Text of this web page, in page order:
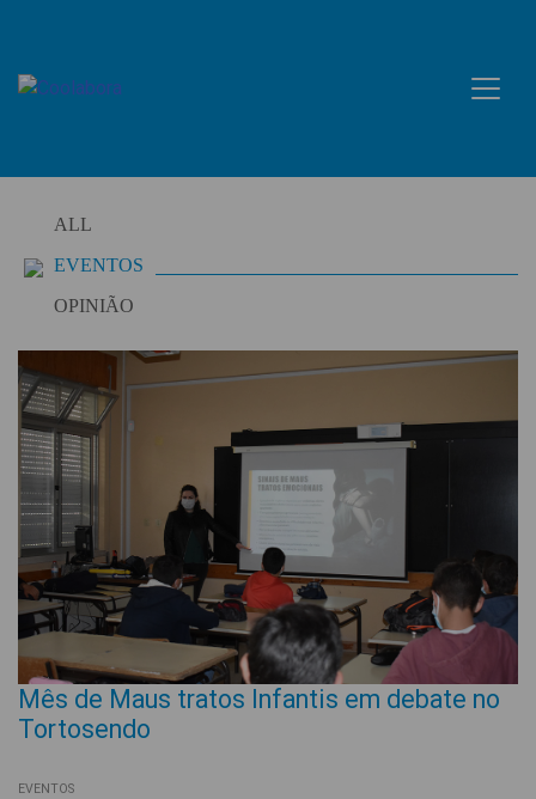
content
ALL
EVENTOS
OPINIÃO
Mês de Maus tratos Infantis em debate no
Tortosendo
EVENTOS